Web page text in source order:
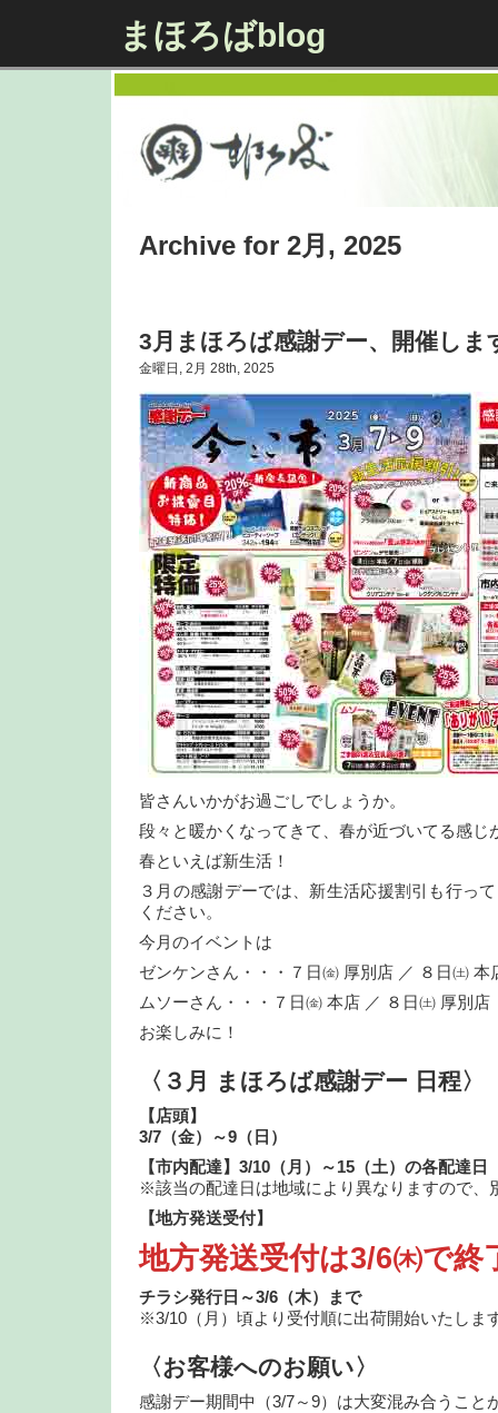
まほろばblog
Archive for 2月, 2025
3月まほろば感謝デー、開催しま
金曜日, 2月 28th, 2025
皆さんいかがお過ごしでしょうか。
段々と暖かくなってきて、春が近づいてる感じ
春といえば新生活！
３月の感謝デーでは、新生活応援割引も行っ
ください。
今月のイベントは
ゼンケンさん・・・７日㈮ 厚別店 ／ ８日㈯ 本
ムソーさん・・・７日㈮ 本店 ／ ８日㈯ 厚別店
お楽しみに！
〈３月 まほろば感謝デー 日程〉
【店頭】
3/7（金）～9（日）
【市内配達】3/10（月）～15（土）の各配達日
※該当の配達日は地域により異なりますので、
【地方発送受付】
地方発送受付は3/6㈭で終
チラシ発行日～3/6（木）まで
※3/10（月）頃より受付順に出荷開始いたしま
〈お客様へのお願い〉
感謝デー期間中（3/7～9）は大変混み合うこと